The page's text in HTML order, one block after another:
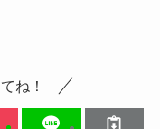
ね！